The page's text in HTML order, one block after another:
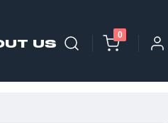
US
0